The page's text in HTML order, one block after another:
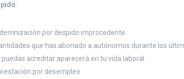
:
por despido improcedente
que has abonado a autónomos durante los
acreditar aparecerá en tu vida laboral
por desempleo